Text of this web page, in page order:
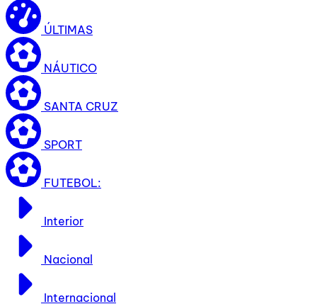
ÚLTIMAS
NÁUTICO
SANTA CRUZ
SPORT
FUTEBOL:
Interior
Nacional
Internacional